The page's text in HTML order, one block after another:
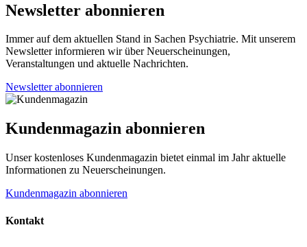
Newsletter abonnieren
Immer auf dem aktuellen Stand in Sachen Psychiatrie. Mit unserem
Newsletter informieren wir über Neuerscheinungen,
Veranstaltungen und aktuelle Nachrichten.
Newsletter abonnieren
Kundenmagazin abonnieren
Unser kostenloses Kundenmagazin bietet einmal im Jahr aktuelle
Informationen zu Neuerscheinungen.
Kundenmagazin abonnieren
Kontakt